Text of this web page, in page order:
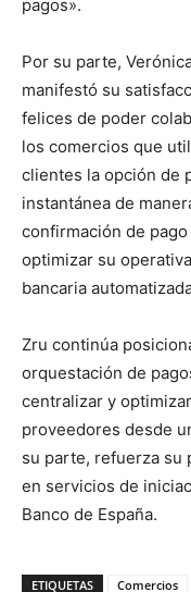
pagos».
Por su parte,
manifestó su
felices de poder
los comercios que
clientes la opción de
instantánea de
confirmación de
optimizar su
bancaria
Zru continúa
orquestación de
centralizar y
proveedores desde
su parte, refuerza su
en servicios de
Banco de España.
ETIQUETAS Comercios